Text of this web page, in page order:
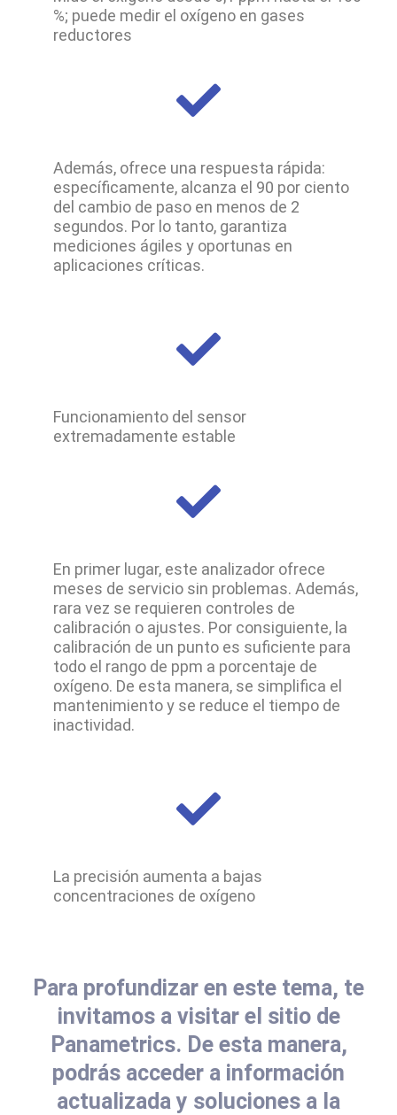
%; puede medir el oxígeno en gases
reductores
Además, ofrece una respuesta rápida:
específicamente, alcanza el 90 por ciento
del cambio de paso en menos de 2
segundos. Por lo tanto, garantiza
mediciones ágiles y oportunas en
aplicaciones críticas.
Funcionamiento del sensor
extremadamente estable
En primer lugar, este analizador ofrece
meses de servicio sin problemas. Además,
rara vez se requieren controles de
calibración o ajustes. Por consiguiente, la
calibración de un punto es suficiente para
todo el rango de ppm a porcentaje de
oxígeno. De esta manera, se simplifica el
mantenimiento y se reduce el tiempo de
inactividad.
La precisión aumenta a bajas
concentraciones de oxígeno
Para profundizar en este tema, te
invitamos a visitar el sitio de
Panametrics. De esta manera,
podrás acceder a información
actualizada y soluciones a la